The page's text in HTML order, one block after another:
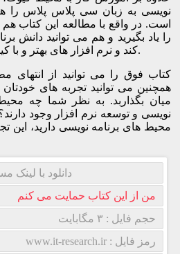
نویسی به زبان سی پلاس پلاس را
است. در واقع با مطالعه این کتاب هم
را یاد بگیرید و هم می توانید دانش
کند و نرم افزار های بهتر و با کیفیت تری را هم ئوسعه دهید.
کتاب فوق را می توانید از انتهای
همچنین می توانید تجربه های
میان بگذاربد. به نظر شما چه
نویسی و توسعه نرم افزار وجود
محیط های برنامه نویسی دارید، این
دانلود با لینک
من از این کتاب حمایت می کنم
حجم فایل : ۳ مگابایت
رمز فایل : www.it-research.ir